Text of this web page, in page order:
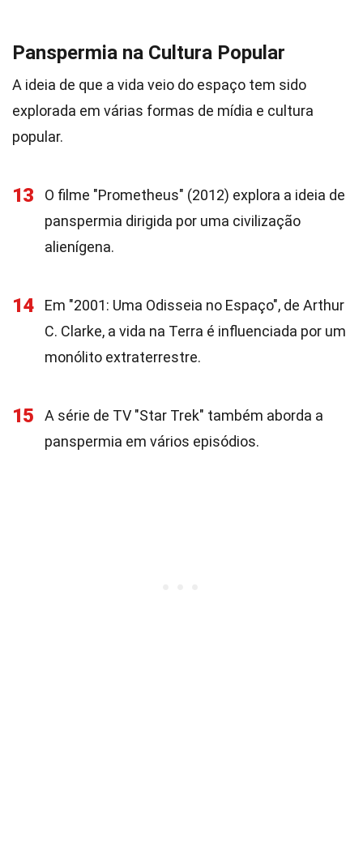
Panspermia na Cultura Popular
A ideia de que a vida veio do espaço tem sido
explorada em várias formas de mídia e cultura
popular.
13
O filme "Prometheus" (2012) explora a ideia de
panspermia dirigida por uma civilização
alienígena.
14
Em "2001: Uma Odisseia no Espaço", de Arthur
C. Clarke, a vida na Terra é influenciada por um
monólito extraterrestre.
15
A série de TV "Star Trek" também aborda a
panspermia em vários episódios.